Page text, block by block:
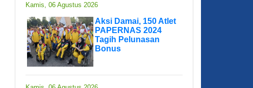
Kamis, 06 Agustus 2026
Aksi Damai, 150 Atlet
PAPERNAS 2024
Tagih Pelunasan
Bonus